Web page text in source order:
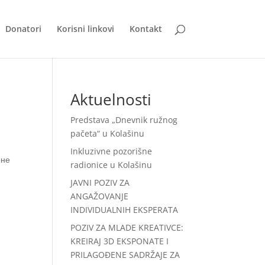
Donatori Korisni linkovi Kontakt
Aktuelnosti
Predstava „Dnevnik ružnog
pačeta“ u Kolašinu
Inkluzivne pozorišne
radionice u Kolašinu
JAVNI POZIV ZA
ANGAŽOVANJE
INDIVIDUALNIH EKSPERATA
POZIV ZA MLADE KREATIVCE:
KREIRAJ 3D EKSPONATE I
PRILAGOĐENE SADRŽAJE ZA